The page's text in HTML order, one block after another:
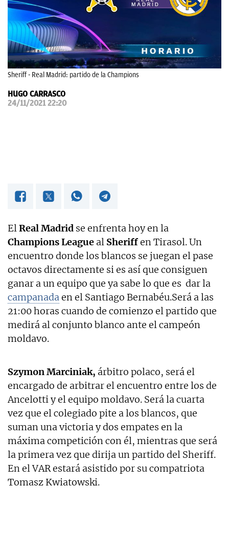
Sheriff - Real Madrid: partido de la Champions
HUGO CARRASCO
24/11/2021 22:20
ElReal Madrid se enfrenta hoy en la
Champions League al Sheriffen Tirasol. Un
encuentro donde los blancos se juegan el pase
octavos directamente si es así que consiguen
ganar a un equipo que ya sabe lo que es dar la
campanadaen el Santiago Bernabéu.Será a las
21:00 horas cuando de comienzo el partido que
medirá al conjunto blanco ante el campeón
moldavo.
Szymon Marciniak, árbitro polaco, será el
encargado de arbitrar el encuentro entre los de
Ancelotti y el equipo moldavo. Será la cuarta
vez que el colegiado pite a los blancos, que
suman una victoria y dos empates en la
máxima competición con él, mientras que será
la primera vez que dirija un partido del Sheriff.
En el VAR estará asistido por su compatriota
Tomasz Kwiatowski.